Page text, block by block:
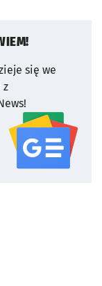
się we
z
serwisu